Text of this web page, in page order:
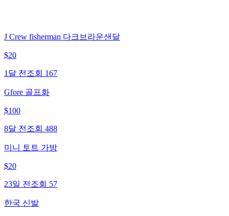
J Crew fisherman 다크브라운샌달
$20
1달 전 조회 167
Gfore 골프화
$100
8달 전 조회 488
미니 토트 가방
$20
23일 전 조회 57
한국 신발